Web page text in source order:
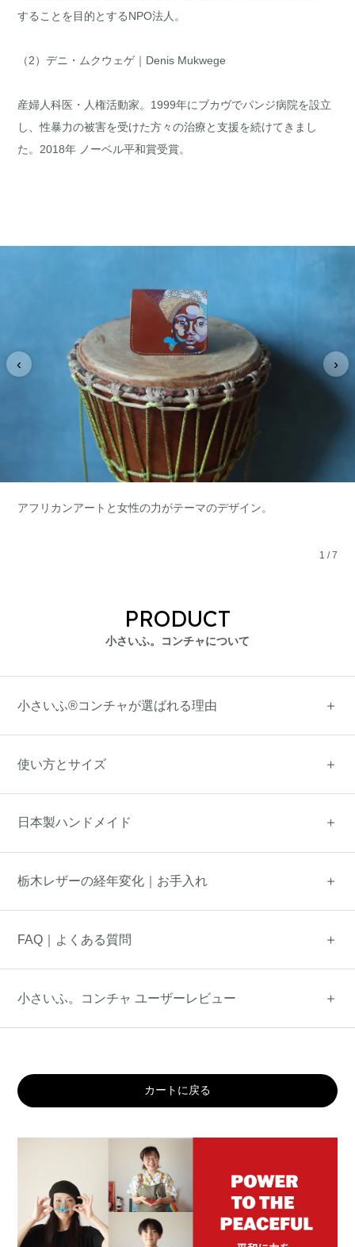
することを目的とするNPO法人。
（2）デニ・ムクウェゲ｜Denis Mukwege
産婦人科医・人権活動家。1999年にブカヴでパンジ病院を設立
し、性暴力の被害を受けた方々の治療と支援を続けてきまし
た。2018年 ノーベル平和賞受賞。
‹ ›
アフリカンアートと女性の力がテーマのデザイン。
1 /7
PRODUCT
小さいふ。コンチャについて
小さいふ®コンチャが選ばれる理由
使い方とサイズ
日本製ハンドメイド
栃木レザーの経年変化｜お手入れ
FAQ｜よくある質問
小さいふ。コンチャ ユーザーレビュー
カートに戻る